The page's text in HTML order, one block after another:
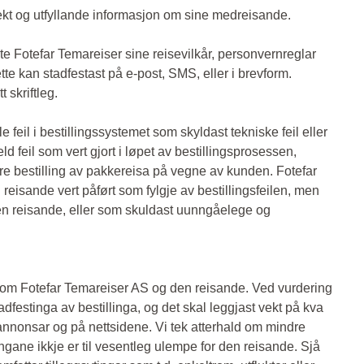
og utfyllande informasjon om sine medreisande.
Fotefar Temareiser sine reisevilkår, personvernreglar
kan stadfestast på e-post, SMS, eller i brevform.
skriftleg.
feil i bestillingssystemet som skyldast tekniske feil eller
feil som vert gjort i løpet av bestillingsprosessen,
bestilling av pakkereisa på vegne av kunden. Fotefar
vert påført som fylgje av bestillingsfeilen, men
reisande, eller som skuldast uunngåelege og
Fotefar Temareiser AS og den reisande. Ved vurdering
av bestillinga, og det skal leggjast vekt på kva
og på nettsidene. Vi tek atterhald om mindre
ikkje er til vesentleg ulempe for den reisande. Sjå